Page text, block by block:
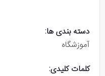
دسته بندی ها:
آموزشگاه
کلمات کلیدی: